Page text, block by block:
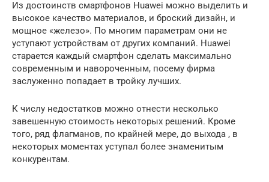
Из достоинств смартфонов Huawei можно выделить и
высокое качество материалов, и броский дизайн, и
мощное «железо». По многим параметрам они не
уступают устройствам от других компаний. Huawei
старается каждый смартфон сделать максимально
современным и навороченным, посему фирма
заслуженно попадает в тройку лучших.
К числу недостатков можно отнести несколько
завешенную стоимость некоторых решений. Кроме
того, ряд флагманов, по крайней мере, до выхода , в
некоторых моментах уступал более знаменитым
конкурентам.